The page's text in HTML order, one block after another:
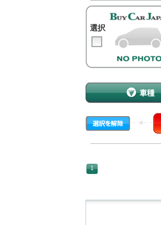
選択
1